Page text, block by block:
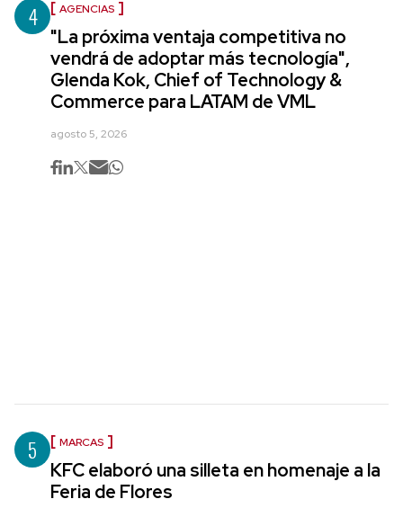
4 AGENCIAS
"La próxima ventaja competitiva no
vendrá de adoptar más tecnología",
Glenda Kok, Chief of Technology &
Commerce para LATAM de VML
agosto 5, 2026
5 MARCAS
KFC elaboró una silleta en homenaje a la
Feria de Flores